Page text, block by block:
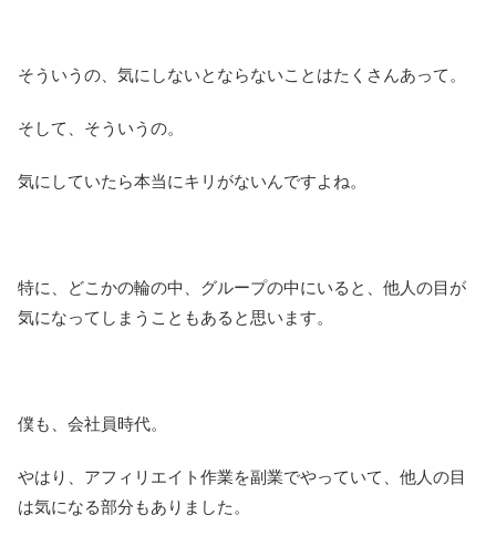
そういうの、気にしないとならないことはたくさんあって。
そして、そういうの。
気にしていたら本当にキリがないんですよね。
特に、どこかの輪の中、グループの中にいると、他人の目が
気になってしまうこともあると思います。
僕も、会社員時代。
やはり、アフィリエイト作業を副業でやっていて、他人の目
は気になる部分もありました。